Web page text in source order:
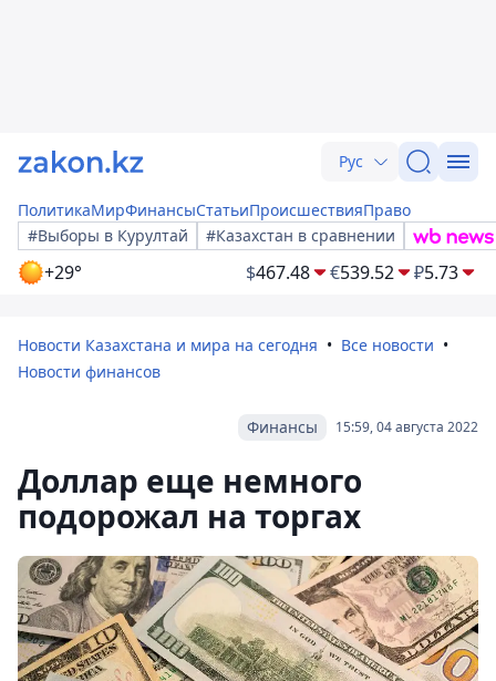
Рус
ПолитикаМирФинансыСтатьиПроисшествияПраво
#Выборы в Курултай
#Казахстан в сравнении
+29° $467.48 €539.52 ₽5.73
Новости Казахстана и мира на сегодня
Все новости
Новости финансов
15:59, 04 августа 2022
Финансы
Доллар еще немного
подорожал на торгах